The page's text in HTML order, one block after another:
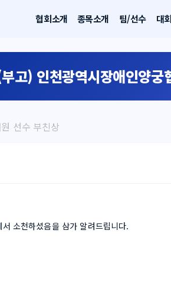
협회소개 종목소개 팀/선수 대
고) 인천광역시장애인양궁
선수 부친상
소천하셨음을 삼가 알려드립니다.